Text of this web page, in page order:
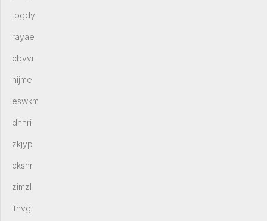
tbgdy
rayae
cbvvr
nijme
eswkm
dnhri
zkjyp
ckshr
zimzl
ithvg